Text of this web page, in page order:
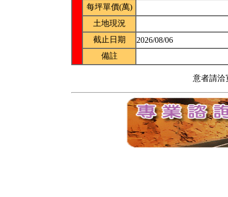
每坪單價(萬)
土地現況
截止日期
2026/08/06
備註
意者請洽